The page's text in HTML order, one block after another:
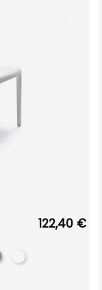
122,40 €